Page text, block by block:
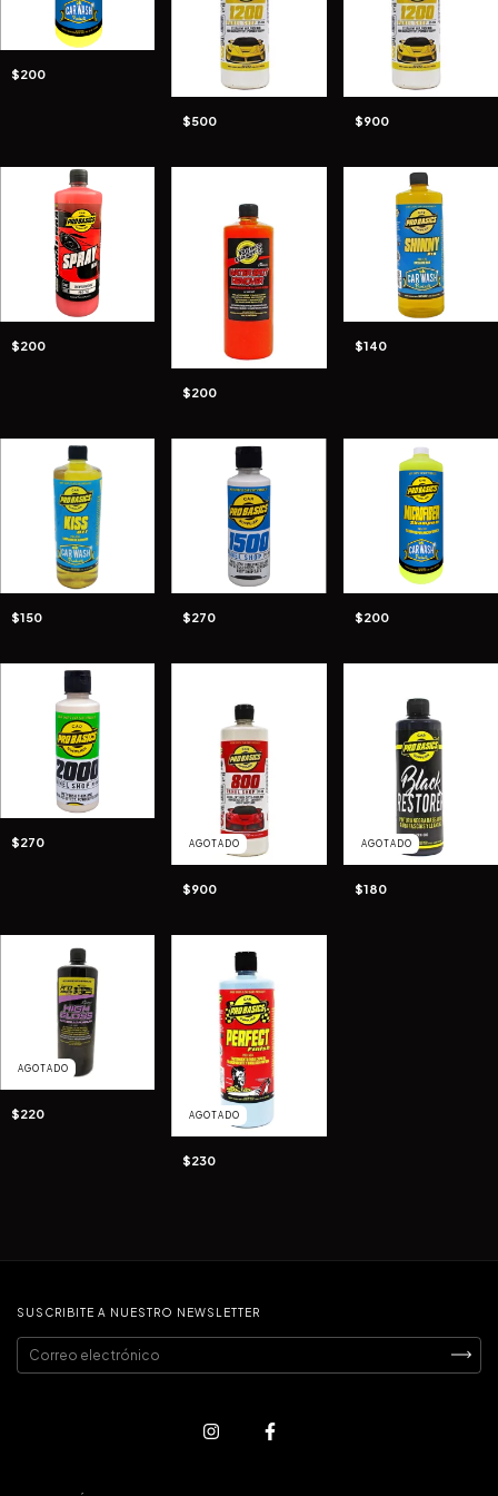
$200
$500 $900
$200
$200
$140
$150 $270 $200
$270 AGOTADO
$900
AGOTADO
$180
AGOTADO
$220 AGOTADO
$230
SUSCRIBITE A NUESTRO NEWSLETTER